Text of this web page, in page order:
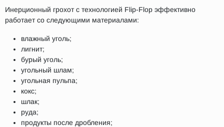
Инерционный грохот с технологией Flip-Flop эффективно
работает со следующими материалами:
влажный уголь;
лигнит;
бурый уголь;
угольный шлам;
угольная пульпа;
кокс;
шлак;
руда;
продукты после дробления;